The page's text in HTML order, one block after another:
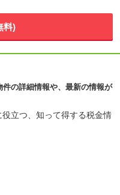
料)
の詳細情報や、最新の情報が
立つ、知って得する税金情